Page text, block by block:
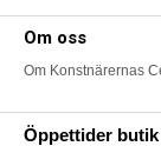
Om oss
Om Konstnärernas
Öppettider butik